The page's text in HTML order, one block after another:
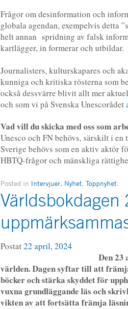
Frågor om desinformation och
globala agendan, exempelvis detta
helt annan spridning av falsk
kartlägger, in formerar och utbildar.
Journalisters, kulturskapares och
kunniga och kritiska rösterna som
också dessvärre blivit allt mer
och som vi på Svenska Unescorådet
Vad vill du skicka med oss som
Unesco och FN behövs, särskilt i
Sverige behövs som en aktiv aktör
HBTQ-frågor och mänskliga
Posted in Intervjuer, Nyhet, Toppnyhet.
Världsbokdagen
Postat22 april, 2024
Den 23
världen. Dagen syftar till att
böcker och stärka skyddet för
vuxna grundläggande läs och
vikten av att fortsätta främja